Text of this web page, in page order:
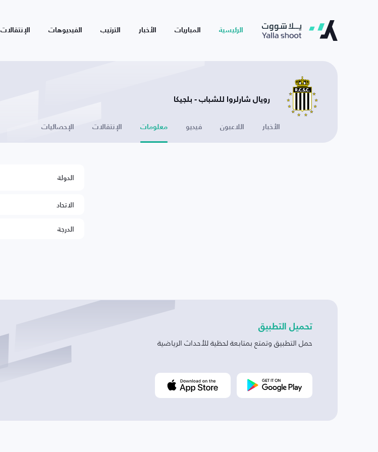
الرئيسية المباريات الأخبار الترتيب الفيديوهات الإنتقالات
رويال شارلروا للشباب - بلجيكا
الأخبار اللاعبون فيديو معلومات الإنتقالات الإحصائيات
الدولة
الاتحاد
الدرجة
تحميل التطبيق
حمل التطبيق وتمتع بمتابعة لحظية للأحداث الرياضية